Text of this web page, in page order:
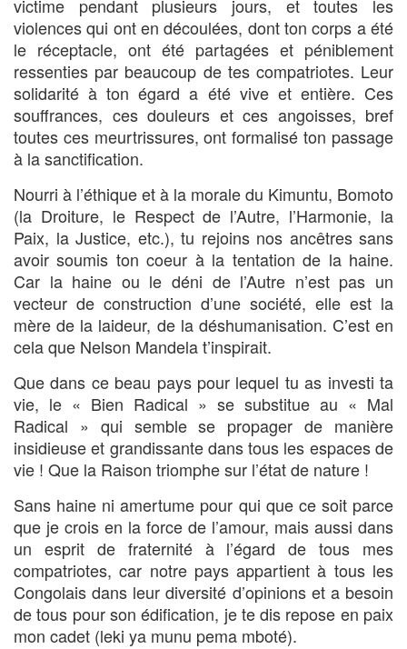
victime pendant plusieurs jours, et toutes les
violences qui ont en découlées, dont ton corps a été
le réceptacle, ont été partagées et péniblement
ressenties par beaucoup de tes compatriotes. Leur
solidarité à ton égard a été vive et entière. Ces
souffrances, ces douleurs et ces angoisses, bref
toutes ces meurtrissures, ont formalisé ton passage
à la sanctification.
Nourri à l’éthique et à la morale du Kimuntu, Bomoto
(la Droiture, le Respect de l’Autre, l’Harmonie, la
Paix, la Justice, etc.), tu rejoins nos ancêtres sans
avoir soumis ton coeur à la tentation de la haine.
Car la haine ou le déni de l’Autre n’est pas un
vecteur de construction d’une société, elle est la
mère de la laideur, de la déshumanisation. C’est en
cela que Nelson Mandela t’inspirait.
Que dans ce beau pays pour lequel tu as investi ta
vie, le « Bien Radical » se substitue au « Mal
Radical » qui semble se propager de manière
insidieuse et grandissante dans tous les espaces de
vie ! Que la Raison triomphe sur l’état de nature !
Sans haine ni amertume pour qui que ce soit parce
que je crois en la force de l’amour, mais aussi dans
un esprit de fraternité à l’égard de tous mes
compatriotes, car notre pays appartient à tous les
Congolais dans leur diversité d’opinions et a besoin
de tous pour son édification, je te dis repose en paix
mon cadet (leki ya munu pema mboté).